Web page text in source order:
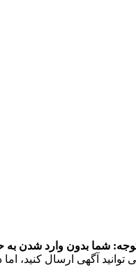
توانید آگهی ارسال کنید،